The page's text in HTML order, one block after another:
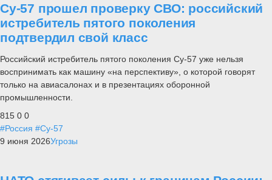
Су-57 прошел проверку СВО: российский
истребитель пятого поколения
подтвердил свой класс
Российский истребитель пятого поколения Су-57 уже нельзя
воспринимать как машину «на перспективу», о которой говорят
только на авиасалонах и в презентациях оборонной
промышленности.
815 0 0
#Россия #Су-57
9 июня 2026Угрозы